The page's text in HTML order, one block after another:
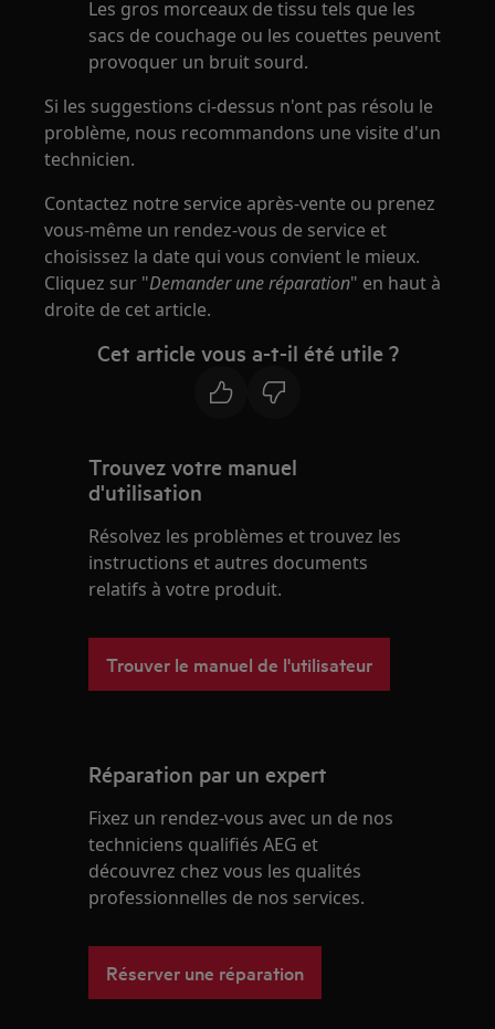
Les gros morceaux de tissu tels que les
sacs de couchage ou les couettes peuvent
provoquer un bruit sourd.
Si les suggestions ci-dessus n'ont pas résolu le
problème, nous recommandons une visite d'un
technicien.
Contactez notre service après-vente ou prenez
vous-même un rendez-vous de service et
choisissez la date qui vous convient le mieux.
Cliquez sur "Demander une réparation" en haut à
droite de cet article.
Cet article vous a-t-il été utile ?
Trouvez votre manuel
d'utilisation
Résolvez les problèmes et trouvez les
instructions et autres documents
relatifs à votre produit.
Trouver le manuel de l'utilisateur
Réparation par un expert
Fixez un rendez-vous avec un de nos
techniciens qualifiés AEG et
découvrez chez vous les qualités
professionnelles de nos services.
Réserver une réparation